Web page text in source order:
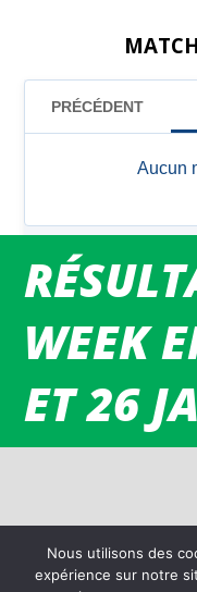
WEEK
ET 26
Nous utilisons des
expérience sur notre